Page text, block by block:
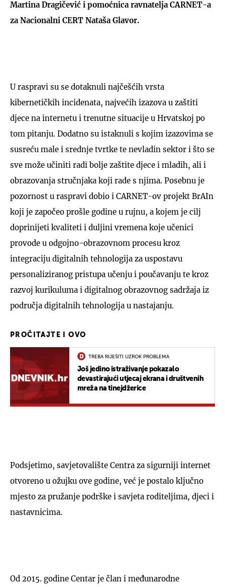
Martina Dragičević i pomoćnica ravnatelja CARNET-a
za Nacionalni CERT Nataša Glavor.
U raspravi su se dotaknuli najčešćih vrsta
kibernetičkih incidenata, najvećih izazova u zaštiti
djece na internetu i trenutne situacije u Hrvatskoj po
tom pitanju. Dodatno su istaknuli s kojim izazovima se
susreću male i srednje tvrtke te nevladin sektor i što se
sve može učiniti radi bolje zaštite djece i mladih, ali i
obrazovanja stručnjaka koji rade s njima. Posebnu je
pozornost u raspravi dobio i CARNET-ov projekt BrAIn
koji je započeo prošle godine u rujnu, a kojem je cilj
doprinijeti kvaliteti i duljini vremena koje učenici
provode u odgojno-obrazovnom procesu kroz
integraciju digitalnih tehnologija za uspostavu
personaliziranog pristupa učenju i poučavanju te kroz
razvoj kurikuluma i digitalnog obrazovnog sadržaja iz
područja digitalnih tehnologija u nastajanju.
PROČITAJTE I OVO
TREBA RIJEŠITI UZROK PROBLEMA
Još jedino istraživanje pokazalo
devastirajući utjecaj ekrana i društvenih
mreža na tinejdžerice
Podsjetimo, savjetovalište Centra za sigurniji internet
otvoreno u ožujku ove godine, već je postalo ključno
mjesto za pružanje podrške i savjeta roditeljima, djeci i
nastavnicima.
Od 2015. godine Centar je član i međunarodne